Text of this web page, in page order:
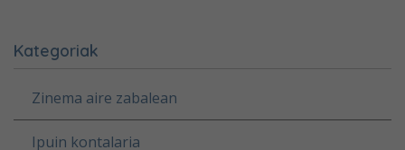
Kategoriak
Zinema aire zabalean
Ipuin kontalaria